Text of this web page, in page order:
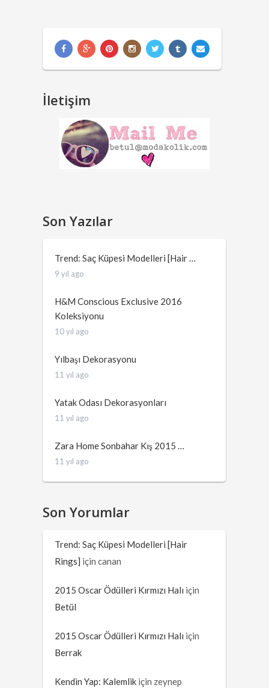
İletişim
Son Yazılar
Trend: Saç Küpesi Modelleri [Hair …
9 yıl ago
H&M Conscious Exclusive 2016
Koleksiyonu
10 yıl ago
Yılbaşı Dekorasyonu
11 yıl ago
Yatak Odası Dekorasyonları
11 yıl ago
Zara Home Sonbahar Kış 2015 …
11 yıl ago
Son Yorumlar
Trend: Saç Küpesi Modelleri [Hair
Rings] içincanan
2015 Oscar Ödülleri Kırmızı Halı için
Betül
2015 Oscar Ödülleri Kırmızı Halı için
Berrak
Kendin Yap: Kalemlik için zeynep